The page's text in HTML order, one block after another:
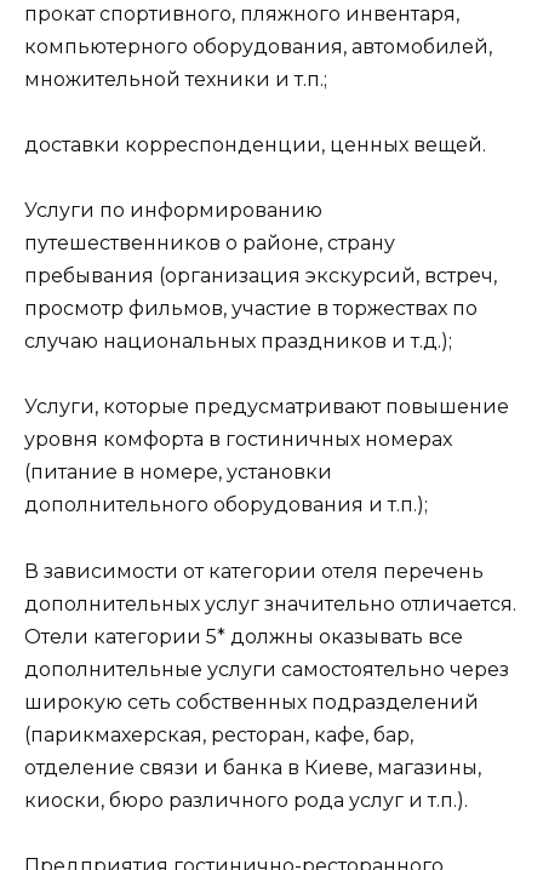
прокат спортивного, пляжного инвентаря,
компьютерного оборудования, автомобилей,
множительной техники и т.п.;
доставки корреспонденции, ценных вещей.
Услуги по информированию
путешественников о районе, страну
пребывания (организация экскурсий, встреч,
просмотр фильмов, участие в торжествах по
случаю национальных праздников и т.д.);
Услуги, которые предусматривают повышение
уровня комфорта в гостиничных номерах
(питание в номере, установки
дополнительного оборудования и т.п.);
В зависимости от категории отеля перечень
дополнительных услуг значительно отличается.
Отели категории 5* должны оказывать все
дополнительные услуги самостоятельно через
широкую сеть собственных подразделений
(парикмахерская, ресторан, кафе, бар,
отделение связи и банка в Киеве, магазины,
киоски, бюро различного рода услуг и т.п.).